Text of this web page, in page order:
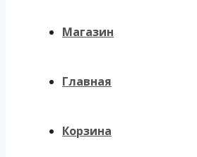
Магазин
Главная
Корзина